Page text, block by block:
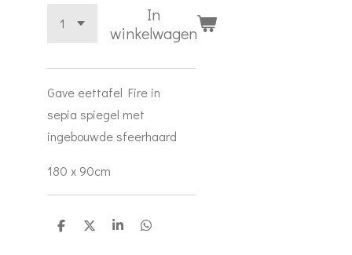
In
winkelwagen
Gave eettafel Fire in
sepia spiegel met
ingebouwde sfeerhaard
180 x 90cm
D
D
S
D